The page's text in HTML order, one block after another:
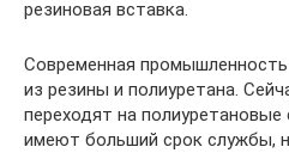
резиновая вставка.
Современная
из резины и полиуретана.
переходят на полиуретановые
имеют больший срок службы,